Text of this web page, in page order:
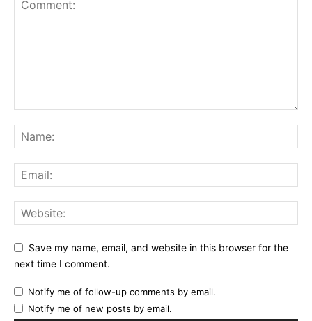
Save my name, email, and website in this browser for the
next time I comment.
Notify me of follow-up comments by email.
Notify me of new posts by email.